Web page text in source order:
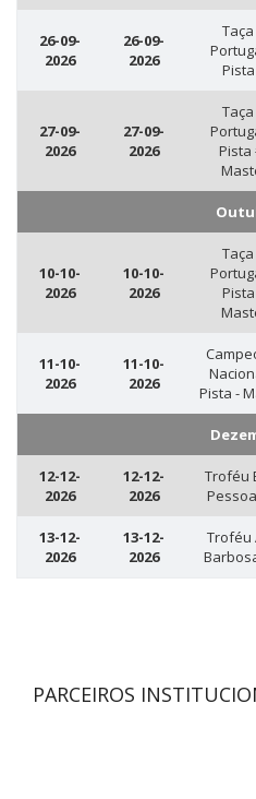
26-09-
2026
26-09-
2026
27-09-
2026
27-09-
2026
Pista
10-10-
2026
10-10-
2026
11-10-
2026
11-10-
2026
Pista -
12-12-
2026
12-12-
2026
Troféu
13-12-
2026
13-12-
2026
Troféu
PARCEIROS